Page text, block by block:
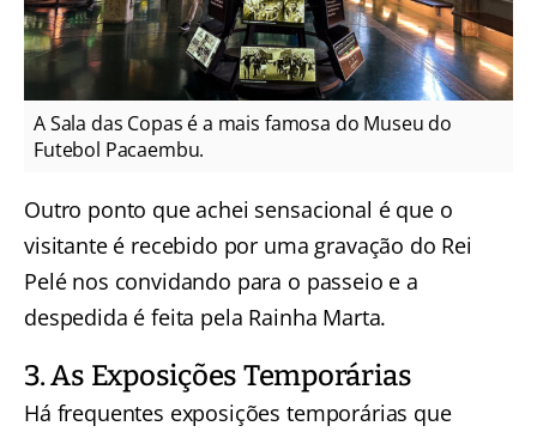
A Sala das Copas é a mais famosa do Museu do
Futebol Pacaembu.
Outro ponto que achei sensacional é que o
visitante é recebido por uma gravação do Rei
Pelé nos convidando para o passeio e a
despedida é feita pela Rainha Marta.
3. As Exposições Temporárias
Há frequentes exposições temporárias que